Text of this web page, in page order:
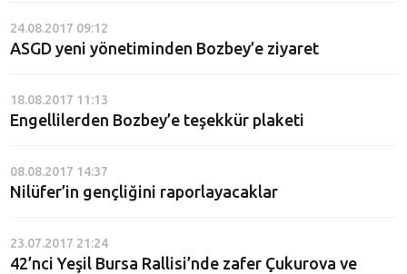
24.08.2017 09:12
ASGD yeni yönetiminden Bozbey’e ziyaret
18.08.2017 11:13
Engellilerden Bozbey’e teşekkür plaketi
08.08.2017 14:37
Nilüfer’in gençliğini raporlayacaklar
23.07.2017 21:24
42’nci Yeşil Bursa Rallisi’nde zafer Çukurova ve